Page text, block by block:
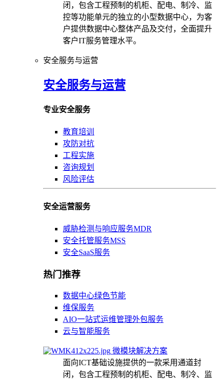
闭，包含工程预制的机柜、配电、制冷、监
控等功能单元的独立的小型数据中心，为客
户提供数据中心整体产品及交付，全面提升
客户IT服务管理水平。
安全服务与运营
安全服务与运营
专业安全服务
教育培训
攻防对抗
工程实施
咨询规划
风险评估
安全运营服务
威胁检测与响应服务MDR
安全托管服务MSS
安全SaaS服务
热门推荐
数据中心绿色节能
维保服务
AIO一站式运维管理外包服务
云与智能服务
微模块解决方案
面向ICT基础设施提供的一款采用通道封
闭，包含工程预制的机柜、配电、制冷、监